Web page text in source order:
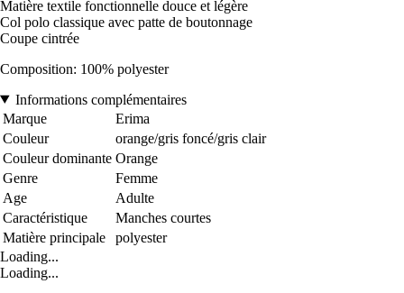
Matière textile fonctionnelle douce et légère
Col polo classique avec patte de boutonnage
Coupe cintrée
Composition: 100% polyester
Informations complémentaires
Marque
Erima
Couleur
orange/gris foncé/gris clair
Couleur dominante Orange
Genre
Femme
Age
Adulte
Caractéristique
Manches courtes
Matière principale
polyester
Loading...
Loading...